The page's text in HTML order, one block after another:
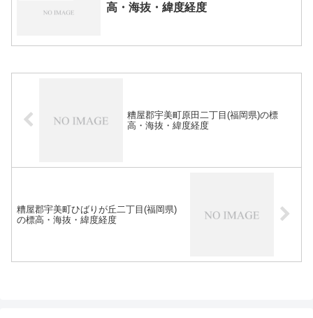
高・海抜・緯度経度
糟屋郡宇美町原田二丁目(福岡県)の標
高・海抜・緯度経度
糟屋郡宇美町ひばりが丘二丁目(福岡県)
の標高・海抜・緯度経度